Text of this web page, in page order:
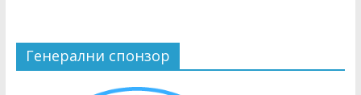
Генерални спонзор